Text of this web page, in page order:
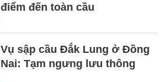
điểm đến toàn cầu
Vụ sập cầu Đắk Lung ở Đồng
Nai: Tạm ngưng lưu thông